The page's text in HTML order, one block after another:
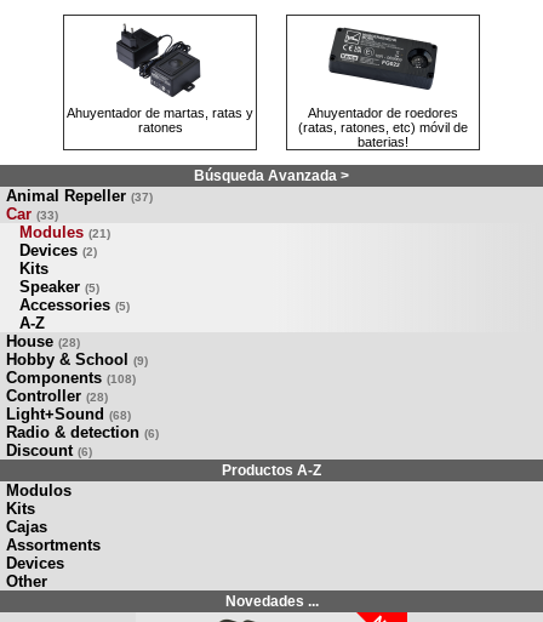
Ahuyentador de martas, ratas y
ratones
Ahuyentador de roedores
(ratas, ratones, etc) móvil de
baterias!
Búsqueda Avanzada >
Animal Repeller (37)
Car (33)
Modules (21)
Devices (2)
Kits
Speaker (5)
Accessories (5)
A-Z
House (28)
Hobby & School (9)
Components (108)
Controller (28)
Light+Sound (68)
Radio & detection (6)
Discount (6)
Productos A-Z
Modulos
Kits
Cajas
Assortments
Devices
Other
Novedades ...